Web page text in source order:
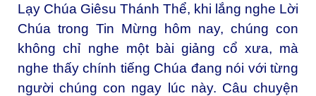
Lạy Chúa Giêsu Thánh Thể, khi lắng nghe Lời
Chúa trong Tin Mừng hôm nay, chúng con
không chỉ nghe một bài giảng cổ xưa, mà
nghe thấy chính tiếng Chúa đang nói với từng
người chúng con ngay lúc này. Câu chuyện